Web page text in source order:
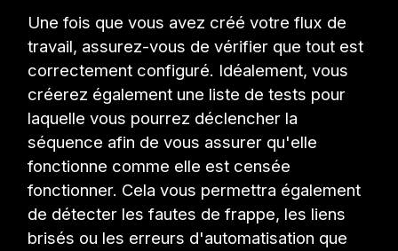
Une fois que vous avez créé votre flux de
travail, assurez-vous de vérifier que tout est
correctement configuré. Idéalement, vous
créerez également une liste de tests pour
laquelle vous pourrez déclencher la
séquence afin de vous assurer qu'elle
fonctionne comme elle est censée
fonctionner. Cela vous permettra également
de détecter les fautes de frappe, les liens
brisés ou les erreurs d'automatisation que